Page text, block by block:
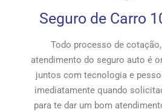
Seguro de Carro
Todo processo de
atendimento do seguro auto é
juntos com tecnologia e
imediatamente quando
para te dar um bom